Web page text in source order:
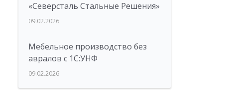
«Северсталь Стальные Решения»
09.02.2026
Мебельное производство без
авралов с 1С:УНФ
09.02.2026